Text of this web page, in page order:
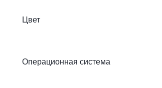
Цвет
Операционная система